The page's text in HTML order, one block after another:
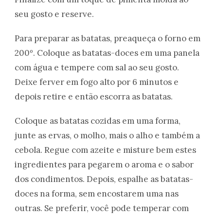
seu gosto e reserve.
Para preparar as batatas, preaqueça o forno em
200º. Coloque as batatas-doces em uma panela
com água e tempere com sal ao seu gosto.
Deixe ferver em fogo alto por 6 minutos e
depois retire e então escorra as batatas.
Coloque as batatas cozidas em uma forma,
junte as ervas, o molho, mais o alho e também a
cebola. Regue com azeite e misture bem estes
ingredientes para pegarem o aroma e o sabor
dos condimentos. Depois, espalhe as batatas-
doces na forma, sem encostarem uma nas
outras. Se preferir, você pode temperar com